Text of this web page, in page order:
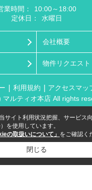
業時間：
10:00～18:00
定休日：
水曜日
会社概要
物件リクエスト
利用規約 アクセスマッ
ルティオ本店 All rights
サイト利用状況把握、サービス
を使用しています。
の取扱いについて」 をご確認く
閉じる